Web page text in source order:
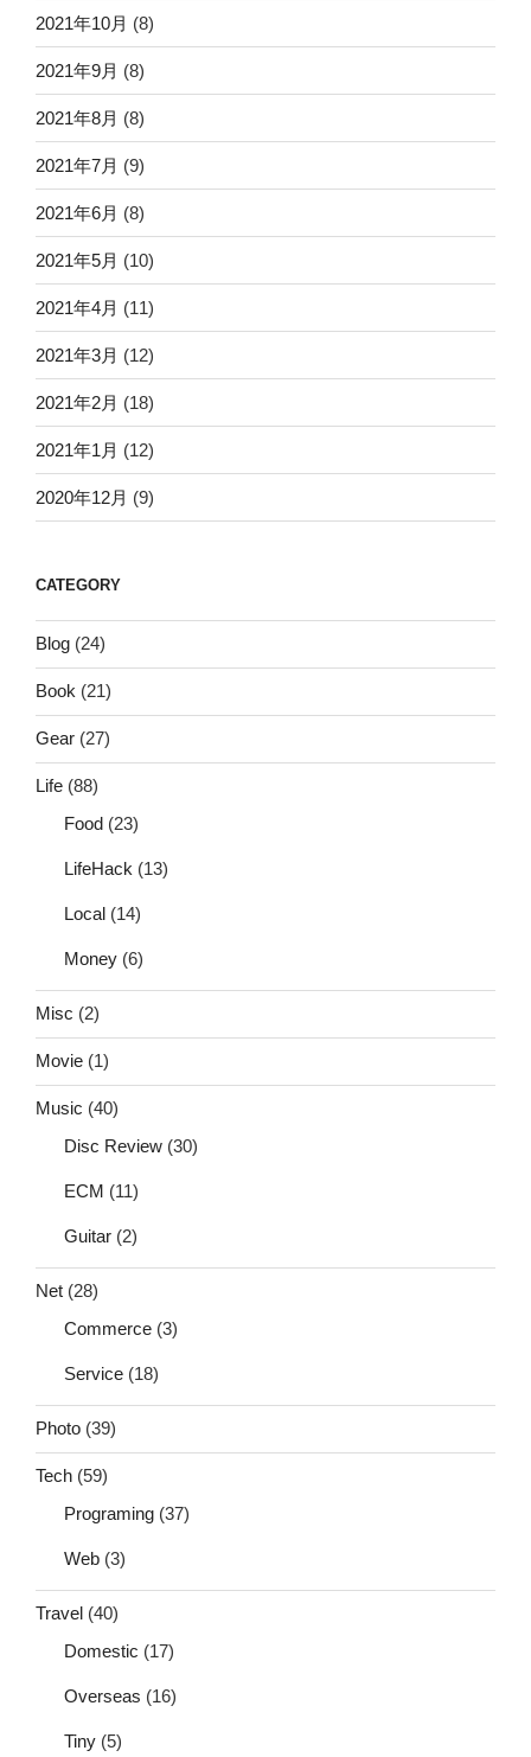
2021年10月 (8)
2021年9月 (8)
2021年8月 (8)
2021年7月 (9)
2021年6月 (8)
2021年5月 (10)
2021年4月 (11)
2021年3月 (12)
2021年2月 (18)
2021年1月 (12)
2020年12月 (9)
CATEGORY
Blog (24)
Book (21)
Gear (27)
Life (88)
Food (23)
LifeHack (13)
Local (14)
Money (6)
Misc (2)
Movie (1)
Music (40)
Disc Review (30)
ECM (11)
Guitar (2)
Net (28)
Commerce (3)
Service (18)
Photo (39)
Tech (59)
Programing (37)
Web (3)
Travel (40)
Domestic (17)
Overseas (16)
Tiny (5)